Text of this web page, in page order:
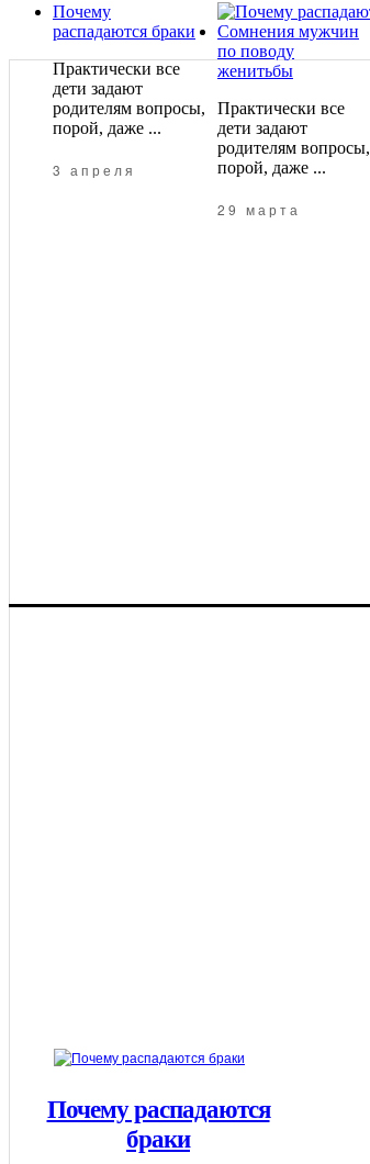
Почему
распадаются браки
Практически все
дети задают
родителям вопросы,
порой, даже ...
3 апреля
Сомнения мужчин
по поводу
женитьбы
Практически все
дети задают
родителям вопросы,
порой, даже ...
29 марта
Почему распадаются
браки